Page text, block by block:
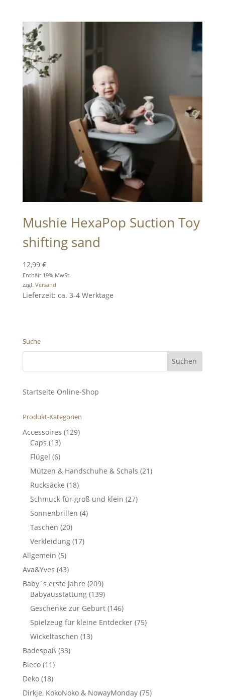
Mushie HexaPop Suction Toy
shifting sand
12,99 €
Enthält 19% MwSt.
zzgl. Versand
Lieferzeit: ca. 3-4 Werktage
Suche
Startseite Online-Shop
Produkt-Kategorien
Accessoires (129)
Caps (13)
Flügel (6)
Mützen & Handschuhe & Schals (21)
Rucksäcke (18)
Schmuck für groß und klein (27)
Sonnenbrillen (4)
Taschen (20)
Verkleidung (17)
Allgemein (5)
Ava&Yves (43)
Baby´s erste Jahre (209)
Babyausstattung (139)
Geschenke zur Geburt (146)
Spielzeug für kleine Entdecker (75)
Wickeltaschen (13)
Badespaß (33)
Bieco (11)
Deko (18)
Dirkje, KokoNoko & NowayMonday (75)